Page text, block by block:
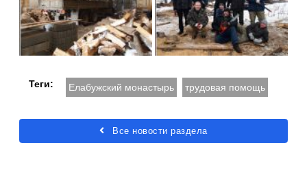
Теги: Елабужский монастырь трудовая помощь
Все новости раздела